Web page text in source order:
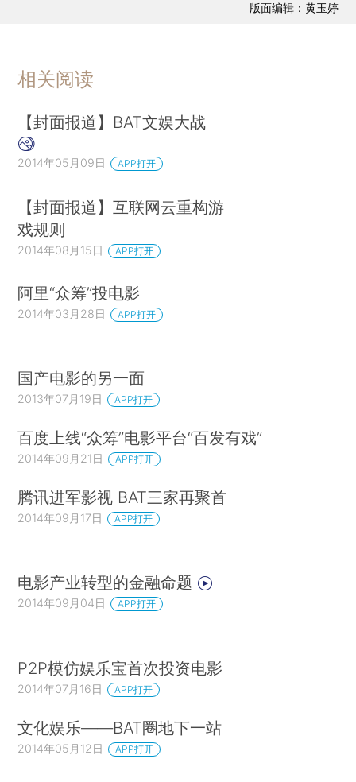
版面编辑：黄玉婷
相关阅读
【封面报道】BAT文娱大战
2014年05月09日 APP打开
【封面报道】互联网云重构游
戏规则
2014年08月15日 APP打开
阿里“众筹”投电影
2014年03月28日 APP打开
国产电影的另一面
2013年07月19日 APP打开
百度上线“众筹”电影平台“百发有戏”
2014年09月21日 APP打开
腾讯进军影视 BAT三家再聚首
2014年09月17日 APP打开
电影产业转型的金融命题
2014年09月04日 APP打开
P2P模仿娱乐宝首次投资电影
2014年07月16日 APP打开
文化娱乐——BAT圈地下一站
2014年05月12日 APP打开